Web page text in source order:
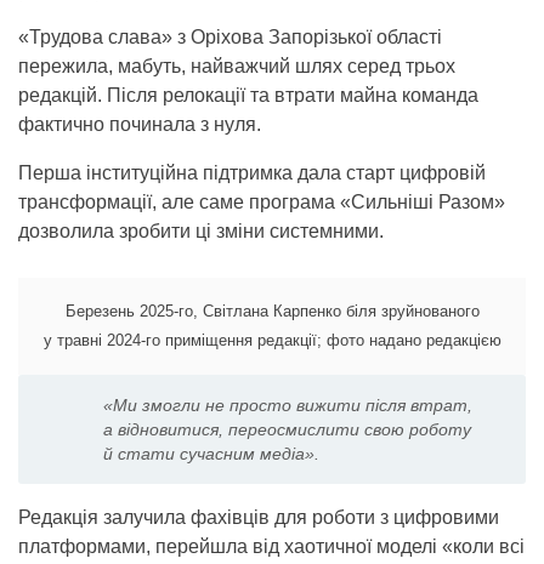
«Трудова слава» з Оріхова Запорізької області
пережила, мабуть, найважчий шлях серед трьох
редакцій. Після релокації та втрати майна команда
фактично починала з нуля.
Перша інституційна підтримка дала старт цифровій
трансформації, але саме програма «Сильніші Разом»
дозволила зробити ці зміни системними.
Березень 2025-го, Світлана Карпенко біля зруйнованого
у травні 2024-го приміщення редакції; фото надано редакцією
«Ми змогли не просто вижити після втрат,
а відновитися, переосмислити свою роботу
й стати сучасним медіа».
Редакція залучила фахівців для роботи з цифровими
платформами, перейшла від хаотичної моделі «коли всі